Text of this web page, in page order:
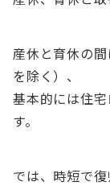
産休と育休の
を除く）、
基本的には住
す。
では、時短で